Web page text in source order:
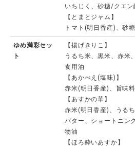
いちじく、砂糖/クエン
【とまとジャム】
トマト(明日香産)、砂
ゆめ満彩セッ
ト
【揚げきりこ】
うるち米、黒米、赤米
食用油
【あかべえ(塩味)】
赤米(明日香産)、旨味
【あすかの華】
赤米(明日香産)、うる
バター、ショートニン
物油
【ほろ酔いあすか】